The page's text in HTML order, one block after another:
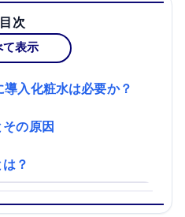
目次
て表示
入化粧水は必要か？
の原因
？